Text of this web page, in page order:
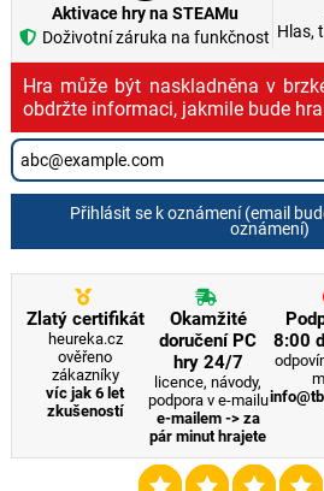
Aktivace hry na STEAMu
Doživotní záruka na funkčnost Hlas,
Hra může být naskladněna v
obdržte informaci, jakmile bude
Přihlásit se k oznámení (email
oznámení)
Zlatý certifikát
heureka.cz
ověřeno
zákazníky
víc jak 6 let
zkušeností
Okamžité
doručení PC
hry 24/7
licence, návody,
podpora v e-mailu
e-mailem -> za
pár minut hrajete
8:00